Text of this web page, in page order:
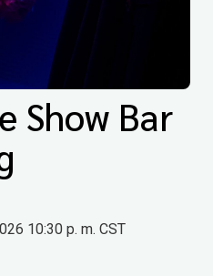
Show Bar
10:30 p. m. CST